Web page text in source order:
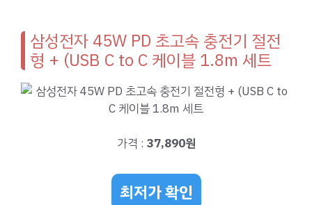
삼성전자 45W PD 초고속 충전기 절전
형 + (USB C to C 케이블 1.8m 세트
가격 : 37,890원
최저가 확인